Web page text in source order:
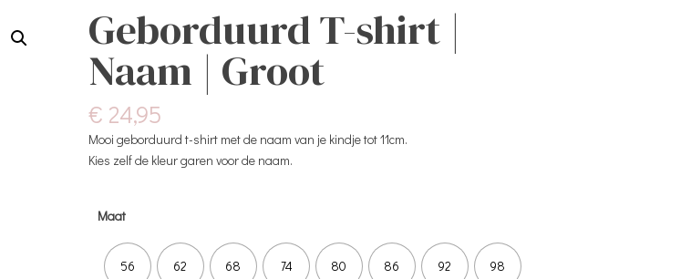
Geborduurd T-shirt |
Naam | Groot
€ 24,95
Mooi geborduurd t-shirt met de naam van je kindje tot 11cm.
Kies zelf de kleur garen voor de naam.
Maat
56 62 68 74 80 86 92 98